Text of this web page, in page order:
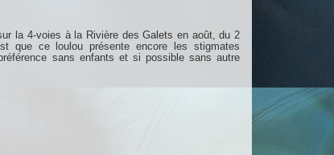
la 4-voies à la Rivière des Galets en août, du 2
que ce loulou présente encore les stigmates
sans enfants et si possible sans autre